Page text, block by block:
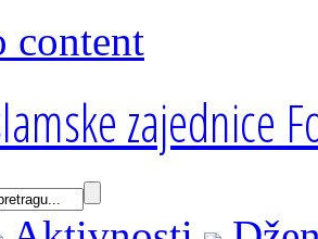
content
zajednice